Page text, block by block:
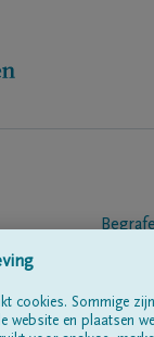
cookies. Sommige
website en plaatsen